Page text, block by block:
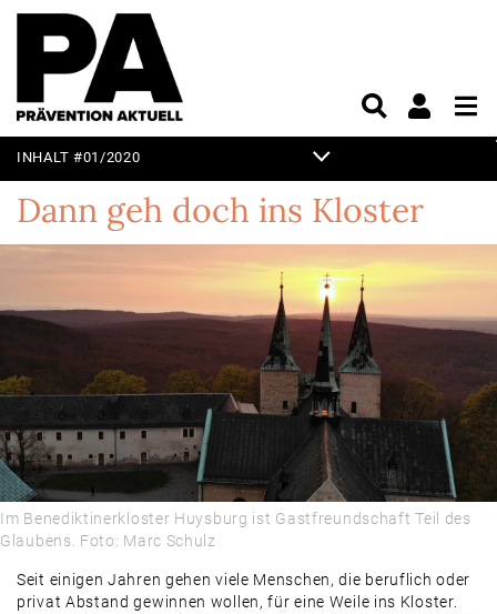
INHALT #01/2020
TITELTHEMA
EDITORIAL
PRAXIS
UNTERHALTUNG
VORSCHAU
Dann geh doch ins Kloster
Im Benediktinerkloster Huysburg ist Gastfreundschaft Teil des
Glaubens. Foto: Marc Schulz
Seit einigen Jahren gehen viele Menschen, die beruflich oder
privat Abstand gewinnen wollen, für eine Weile ins Kloster.